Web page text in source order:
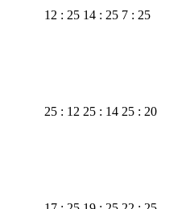
12 : 25 14 : 25 7 : 25
25 : 12 25 : 14 25 : 20